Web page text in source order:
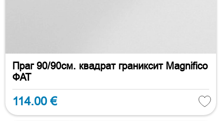
Праг 90/90см. квадрат граниксит Magnifico
ФАТ
114.00 €